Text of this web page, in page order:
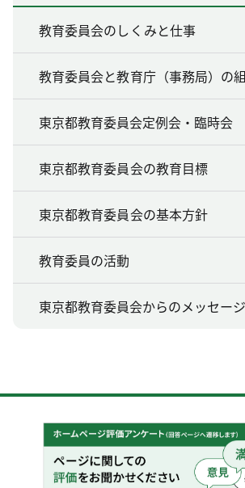
教育委員会のしくみと仕事
教育委員会と教育庁（事務局）の
東京都教育委員会定例会・臨時会
東京都教育委員会の教育目標
東京都教育委員会の基本方針
教育委員の活動
東京都教育委員会からのメッセージ